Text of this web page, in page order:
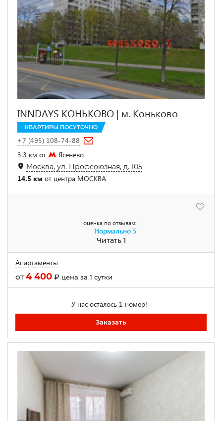
INNDAYS КОНЬКОВО | м. Коньково
КВАРТИРЫ ПОСУТОЧНО
+7 (495) 108-74-88
3.3 км от
Ясенево
Москва, ул. Профсоюзная, д. 105
14.5 км от центра МОСКВА
оценка по отзывам:
Нормально 5
Читать 1
Апартаменты
от4 400 ₽ цена за 1 сутки
У нас осталось 1 номер!
Заказать